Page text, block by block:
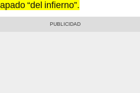
“del infierno”.